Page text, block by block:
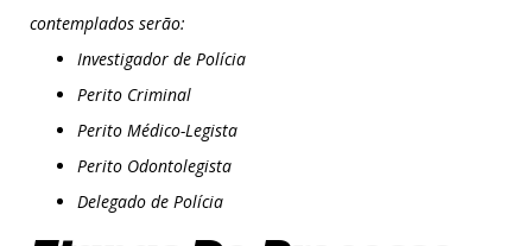
contemplados serão:
Investigador de Polícia
Perito Criminal
Perito Médico-Legista
Perito Odontolegista
Delegado de Polícia